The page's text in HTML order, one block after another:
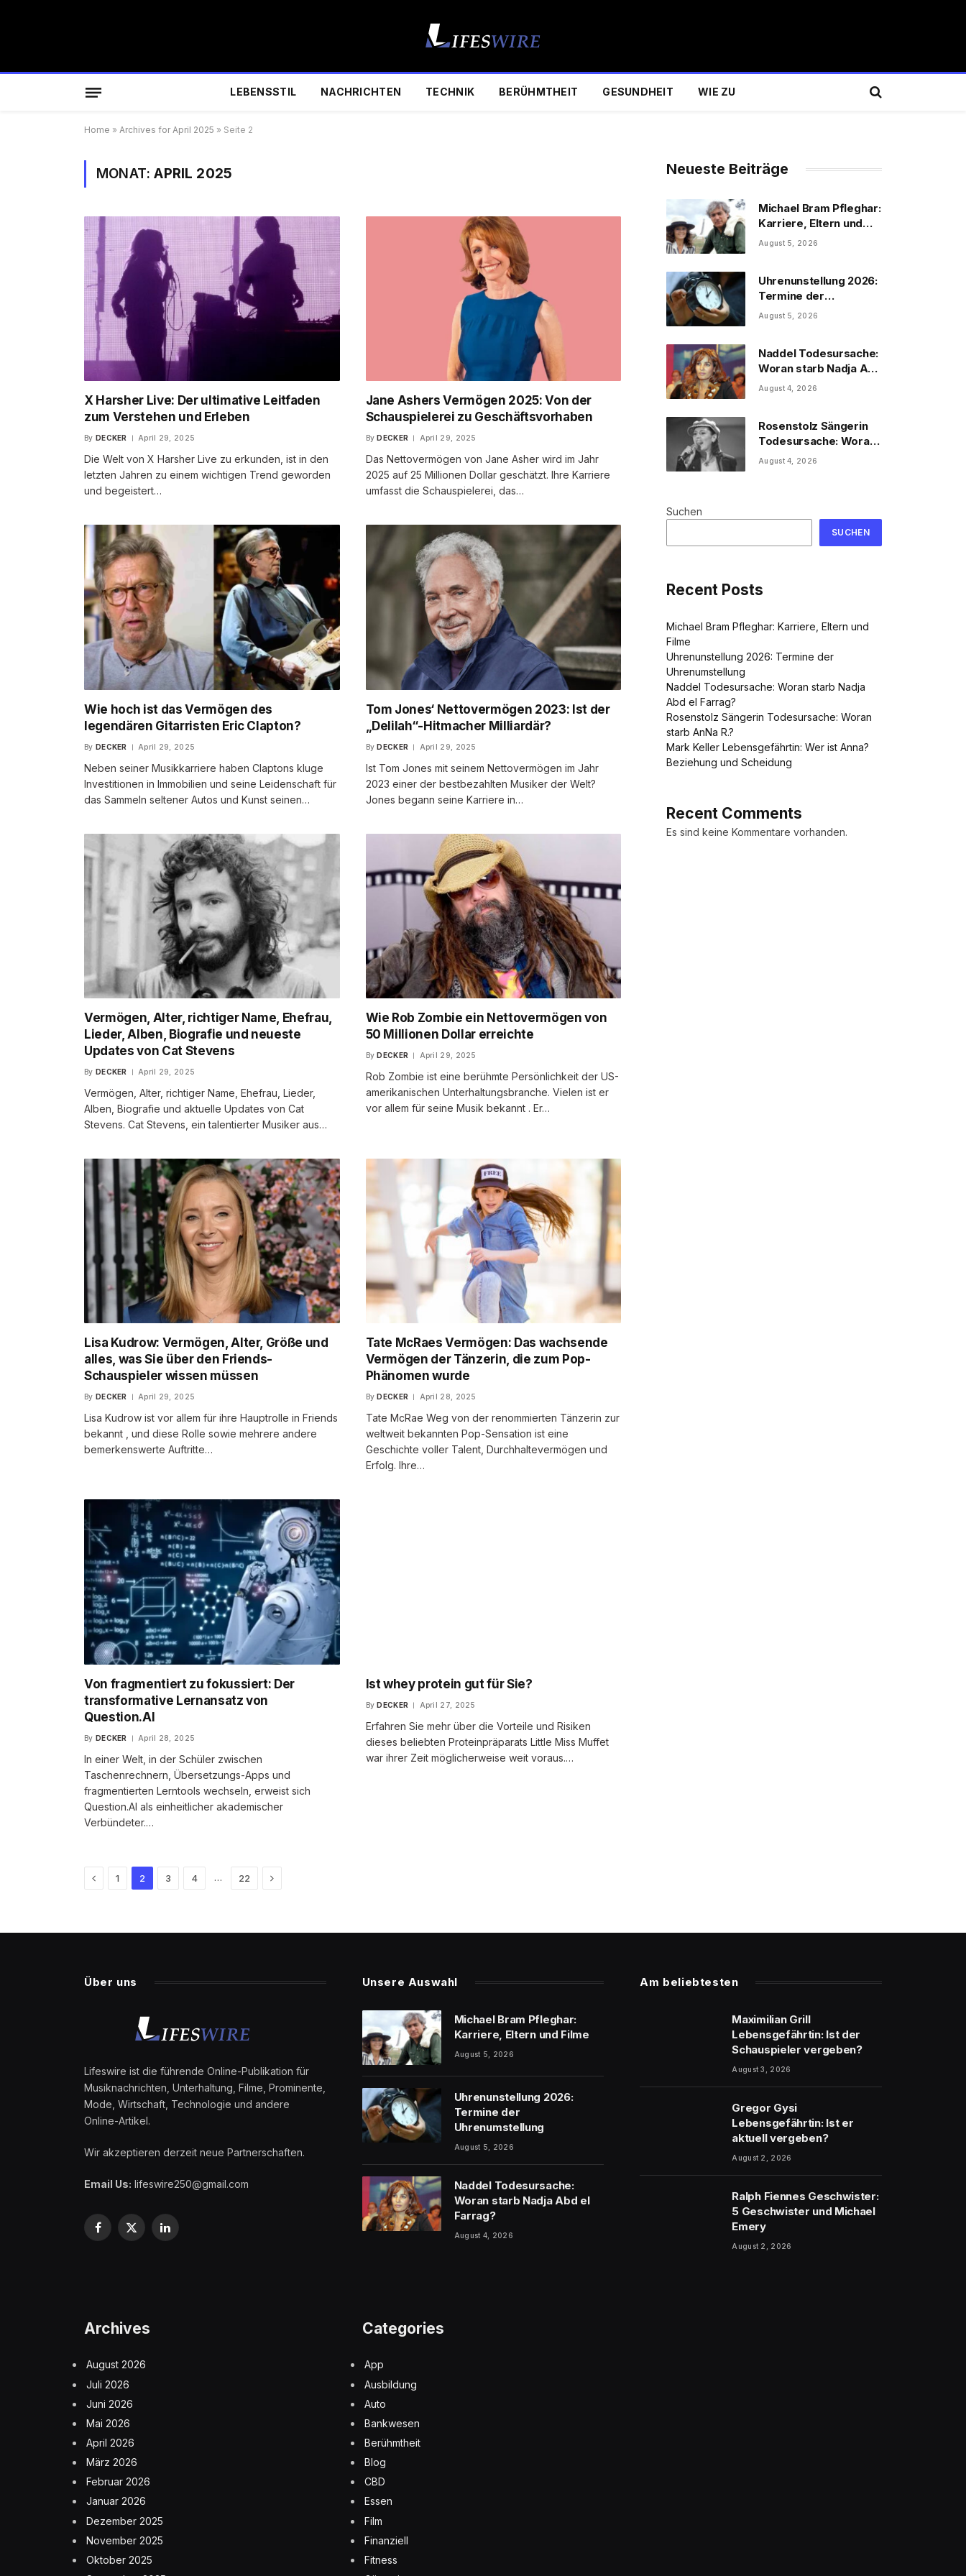
LEBENSSTIL NACHRICHTEN TECHNIK BERÜHMTHEIT GESUNDHEIT WIE ZU
Home » Archives for April 2025 » Seite 2
MONAT:APRIL 2025
X Harsher Live: Der ultimative Leitfaden
zum Verstehen und Erleben
By DECKER April 29, 2025
Die Welt von X Harsher Live zu erkunden, ist in den
letzten Jahren zu einem wichtigen Trend geworden
und begeistert…
Jane Ashers Vermögen 2025: Von der
Schauspielerei zu Geschäftsvorhaben
By DECKER April 29, 2025
Das Nettovermögen von Jane Asher wird im Jahr
2025 auf 25 Millionen Dollar geschätzt. Ihre Karriere
umfasst die Schauspielerei, das…
Wie hoch ist das Vermögen des
legendären Gitarristen Eric Clapton?
By DECKER April 29, 2025
Neben seiner Musikkarriere haben Claptons kluge
Investitionen in Immobilien und seine Leidenschaft für
das Sammeln seltener Autos und Kunst seinen…
Tom Jones‘ Nettovermögen 2023: Ist der
„Delilah“-Hitmacher Milliardär?
By DECKER April 29, 2025
Ist Tom Jones mit seinem Nettovermögen im Jahr
2023 einer der bestbezahlten Musiker der Welt?
Jones begann seine Karriere in…
Vermögen, Alter, richtiger Name, Ehefrau,
Lieder, Alben, Biografie und neueste
Updates von Cat Stevens
By DECKER April 29, 2025
Vermögen, Alter, richtiger Name, Ehefrau, Lieder,
Alben, Biografie und aktuelle Updates von Cat
Stevens. Cat Stevens, ein talentierter Musiker aus…
Wie Rob Zombie ein Nettovermögen von
50 Millionen Dollar erreichte
By DECKER April 29, 2025
Rob Zombie ist eine berühmte Persönlichkeit der US-
amerikanischen Unterhaltungsbranche. Vielen ist er
vor allem für seine Musik bekannt . Er…
Lisa Kudrow: Vermögen, Alter, Größe und
alles, was Sie über den Friends-
Schauspieler wissen müssen
By DECKER April 29, 2025
Lisa Kudrow ist vor allem für ihre Hauptrolle in Friends
bekannt , und diese Rolle sowie mehrere andere
bemerkenswerte Auftritte…
Tate McRaes Vermögen: Das wachsende
Vermögen der Tänzerin, die zum Pop-
Phänomen wurde
By DECKER April 28, 2025
Tate McRae Weg von der renommierten Tänzerin zur
weltweit bekannten Pop-Sensation ist eine
Geschichte voller Talent, Durchhaltevermögen und
Erfolg. Ihre…
Von fragmentiert zu fokussiert: Der
transformative Lernansatz von
Question.AI
By DECKER April 28, 2025
In einer Welt, in der Schüler zwischen
Taschenrechnern, Übersetzungs-Apps und
fragmentierten Lerntools wechseln, erweist sich
Question.AI als einheitlicher akademischer
Verbündeter.…
Ist whey protein gut für Sie?
By DECKER April 27, 2025
Erfahren Sie mehr über die Vorteile und Risiken
dieses beliebten Proteinpräparats Little Miss Muffet
war ihrer Zeit möglicherweise weit voraus.…
Previous
1 2 3 4 … 22 Next
Neueste Beiträge
Michael Bram Pfleghar:
Karriere, Eltern und
Filme
August 5, 2026
Uhrenunstellung 2026:
Termine der
Uhrenumstellung
August 5, 2026
Naddel Todesursache:
Woran starb Nadja Abd
el Farrag?
August 4, 2026
Rosenstolz Sängerin
Todesursache: Woran
starb AnNa R.?
August 4, 2026
Suchen
SUCHEN
Recent Posts
Michael Bram Pfleghar: Karriere, Eltern und
Filme
Uhrenunstellung 2026: Termine der
Uhrenumstellung
Naddel Todesursache: Woran starb Nadja
Abd el Farrag?
Rosenstolz Sängerin Todesursache: Woran
starb AnNa R.?
Mark Keller Lebensgefährtin: Wer ist Anna?
Beziehung und Scheidung
Recent Comments
Es sind keine Kommentare vorhanden.
Über uns
Lifeswire ist die führende Online-Publikation für
Musiknachrichten, Unterhaltung, Filme, Prominente,
Mode, Wirtschaft, Technologie und andere
Online-Artikel.
Wir akzeptieren derzeit neue Partnerschaften.
Email Us: lifeswire250@gmail.com
Facebook
X
LinkedIn
Unsere Auswahl
Michael Bram Pfleghar:
Karriere, Eltern und Filme
August 5, 2026
Uhrenunstellung 2026:
Termine der
Uhrenumstellung
August 5, 2026
Naddel Todesursache:
Woran starb Nadja Abd el
Farrag?
August 4, 2026
Am beliebtesten
Maximilian Grill
Lebensgefährtin: Ist der
Schauspieler vergeben?
August 3, 2026
Gregor Gysi
Lebensgefährtin: Ist er
aktuell vergeben?
August 2, 2026
Ralph Fiennes Geschwister:
5 Geschwister und Michael
Emery
August 2, 2026
Archives
August 2026
Juli 2026
Juni 2026
Mai 2026
April 2026
März 2026
Februar 2026
Januar 2026
Dezember 2025
November 2025
Oktober 2025
Categories
App
Ausbildung
Auto
Bankwesen
Berühmtheit
Blog
CBD
Essen
Film
Finanziell
Fitness